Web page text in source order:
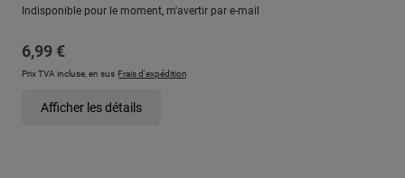
Indisponible pour le moment, m'avertir par e-mail
Prix régulier :
6,99 €
Prix TVA incluse, en sus Frais d'expédition
Afficher les détails